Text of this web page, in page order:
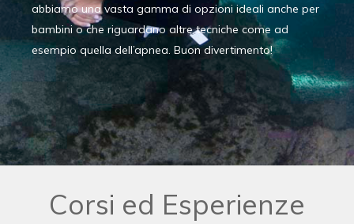
abbiamo una vasta gamma di opzioni ideali anche per
bambini o che riguardano altre tecniche come ad
esempio quella dell’apnea. Buon divertimento!
Corsi ed Esperienze